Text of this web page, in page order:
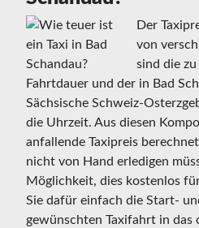
Der
von
sind die
Fahrtdauer und der in Bad
Sächsische Schweiz-
die Uhrzeit. Aus diesen
anfallende Taxipreis
nicht von Hand erledigen
Möglichkeit, dies kostenlos
Sie dafür einfach die Start-
gewünschten Taxifahrt in das